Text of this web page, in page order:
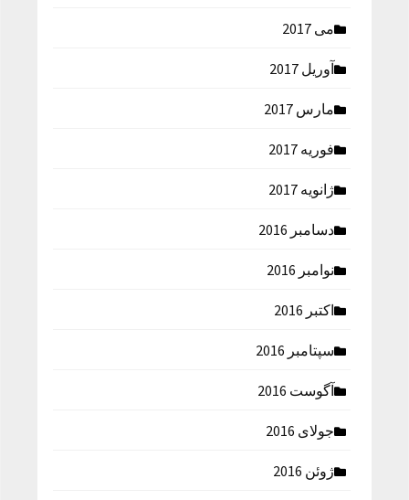
می 2017
آوریل 2017
مارس 2017
فوریه 2017
ژانویه 2017
دسامبر 2016
نوامبر 2016
اکتبر 2016
سپتامبر 2016
آگوست 2016
جولای 2016
ژوئن 2016